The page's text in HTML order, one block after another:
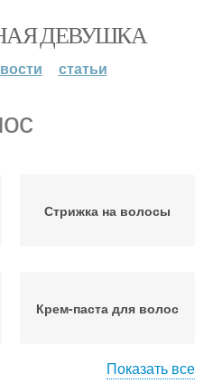
ДЕВУШКА
статьи
Стрижка на волосы
Крем-паста для волос
Показать все